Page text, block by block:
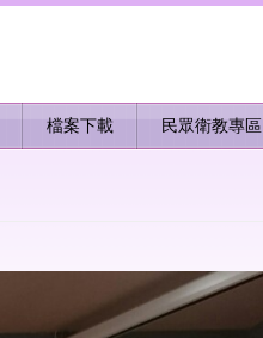
檔案下載 民眾衛教專區